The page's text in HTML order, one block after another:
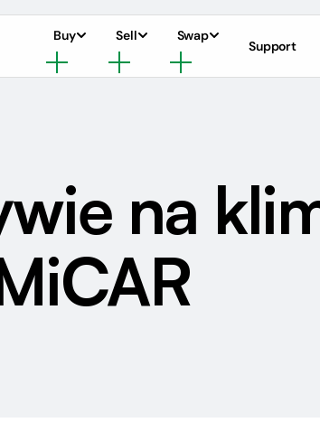
Buy Sell Swap
Support
na